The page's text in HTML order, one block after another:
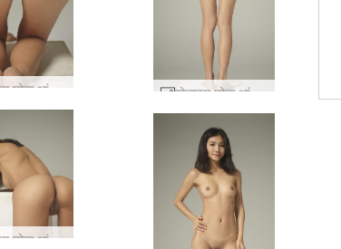
योलान्डा छोटा आंकड़ा #44 योलान्डा छोटा आंकड़ा #21
योलान्डा छोटा आंकड़ा #49